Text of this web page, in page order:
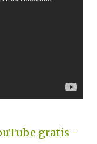
gratis -